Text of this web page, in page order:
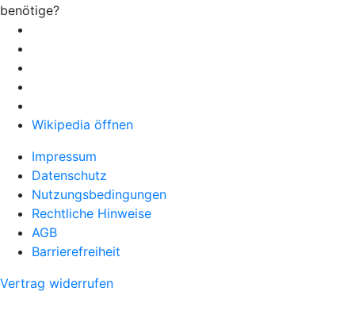
benötige?
Wikipedia öffnen
Impressum
Datenschutz
Nutzungsbedingungen
Rechtliche Hinweise
AGB
Barrierefreiheit
Vertrag widerrufen